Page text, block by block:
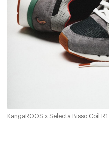
KangaROOS x Selecta Bisso Coil